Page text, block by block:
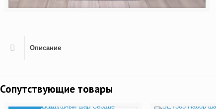
Описание
Сопутствующие товары